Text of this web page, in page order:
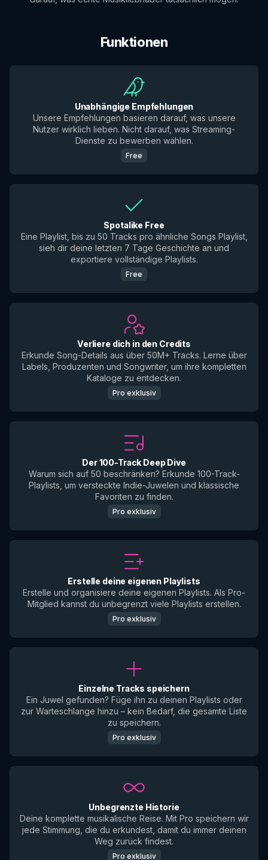
Funktionen
Unabhängige Empfehlungen
Unsere Empfehlungen basieren darauf, was unsere
Nutzer wirklich lieben. Nicht darauf, was Streaming-
Dienste zu bewerben wählen.
Free
Spotalike Free
Eine Playlist, bis zu 50 Tracks pro ähnliche Songs Playlist,
sieh dir deine letzten 7 Tage Geschichte an und
exportiere vollständige Playlists.
Free
Verliere dich in den Credits
Erkunde Song-Details aus über 50M+ Tracks. Lerne über
Labels, Produzenten und Songwriter, um ihre kompletten
Kataloge zu entdecken.
Pro exklusiv
Der 100-Track Deep Dive
Warum sich auf 50 beschränken? Erkunde 100-Track-
Playlists, um versteckte Indie-Juwelen und klassische
Favoriten zu finden.
Pro exklusiv
Erstelle deine eigenen Playlists
Erstelle und organisiere deine eigenen Playlists. Als Pro-
Mitglied kannst du unbegrenzt viele Playlists erstellen.
Pro exklusiv
Einzelne Tracks speichern
Ein Juwel gefunden? Füge ihn zu deinen Playlists oder
zur Warteschlange hinzu – kein Bedarf, die gesamte Liste
zu speichern.
Pro exklusiv
Unbegrenzte Historie
Deine komplette musikalische Reise. Mit Pro speichern wir
jede Stimmung, die du erkundest, damit du immer deinen
Weg zurück findest.
Pro exklusiv